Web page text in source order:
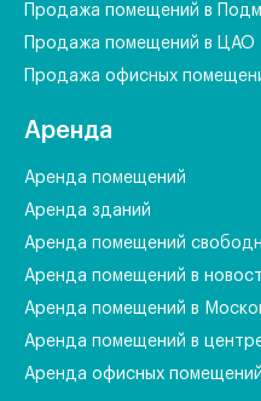
Продажа помещений в
Продажа помещений в ЦАО
Продажа офисных
Аренда
Аренда помещений
Аренда зданий
Аренда помещений
Аренда помещений в
Аренда помещений в
Аренда помещений в
Аренда офисных помещений